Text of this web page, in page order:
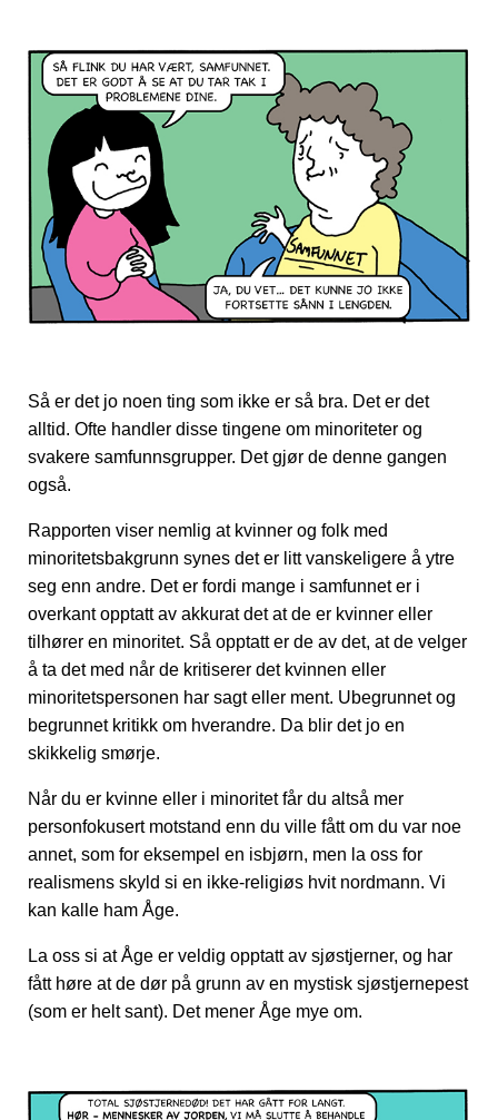
Så er det jo noen ting som ikke er så bra. Det er det
alltid. Ofte handler disse tingene om minoriteter og
svakere samfunnsgrupper. Det gjør de denne gangen
også.
Rapporten viser nemlig at kvinner og folk med
minoritetsbakgrunn synes det er litt vanskeligere å ytre
seg enn andre. Det er fordi mange i samfunnet er i
overkant opptatt av akkurat det at de er kvinner eller
tilhører en minoritet. Så opptatt er de av det, at de velger
å ta det med når de kritiserer det kvinnen eller
minoritetspersonen har sagt eller ment. Ubegrunnet og
begrunnet kritikk om hverandre. Da blir det jo en
skikkelig smørje.
Når du er kvinne eller i minoritet får du altså mer
personfokusert motstand enn du ville fått om du var noe
annet, som for eksempel en isbjørn, men la oss for
realismens skyld si en ikke-religiøs hvit nordmann. Vi
kan kalle ham Åge.
La oss si at Åge er veldig opptatt av sjøstjerner, og har
fått høre at de dør på grunn av en mystisk sjøstjernepest
(som er helt sant). Det mener Åge mye om.